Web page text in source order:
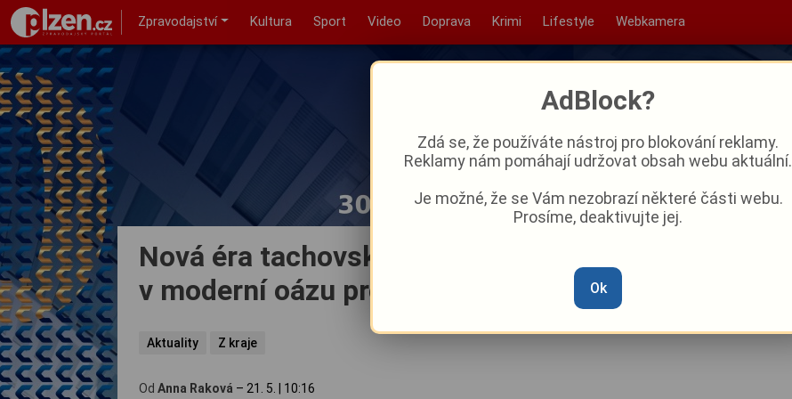
Zpravodajství Kultura Sport Video Doprava Krimi Lifestyle Webkamera
Nová éra tachovského Ostrova: Areál se promění
v moderní oázu pro sport, rodiny i kulturu
Aktuality Z kraje
Od Anna Raková – 21. 5. 10:16
AdBlock?
Zdá se, že používáte nástroj pro blokování reklamy.
Reklamy nám pomáhají udržovat obsah webu aktuální.
Je možné, že se Vám nezobrazí některé části webu.
Prosíme, deaktivujte jej.
Ok